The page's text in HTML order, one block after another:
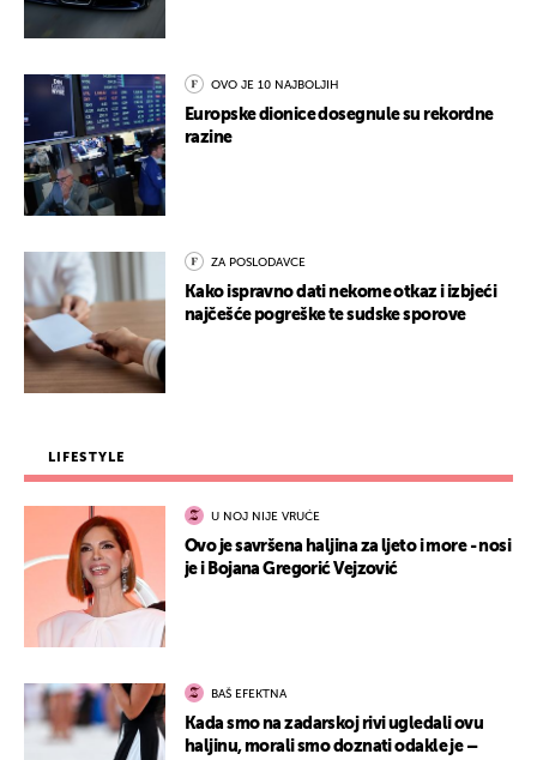
OVO JE 10 NAJBOLJIH
Europske dionice dosegnule su rekordne
razine
ZA POSLODAVCE
Kako ispravno dati nekome otkaz i izbjeći
najčešće pogreške te sudske sporove
LIFESTYLE
U NOJ NIJE VRUĆE
Ovo je savršena haljina za ljeto i more - nosi
je i Bojana Gregorić Vejzović
BAŠ EFEKTNA
Kada smo na zadarskoj rivi ugledali ovu
haljinu, morali smo doznati odakle je –